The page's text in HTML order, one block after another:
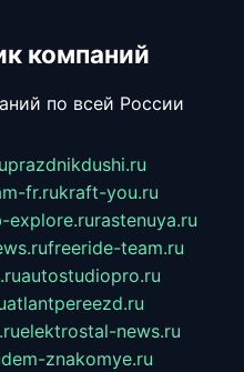
компаний
по всей России
prazdnikdushi.ru
fr.rukraft-you.ru
explore.rurastenuya.ru
freeride-team.ru
autostudiopro.ru
atlantpereezd.ru
elektrostal-news.ru
znakomye.ru